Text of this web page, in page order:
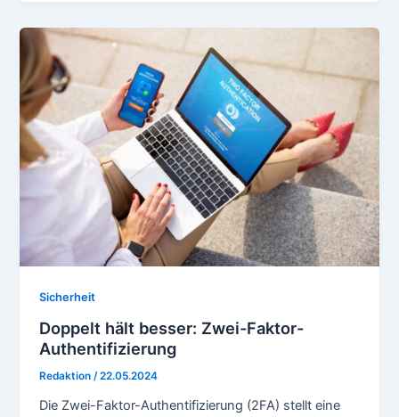
Sicherheit
Doppelt hält besser: Zwei-Faktor-
Authentifizierung
Redaktion/22.05.2024
Die Zwei-Faktor-Authentifizierung (2FA) stellt eine